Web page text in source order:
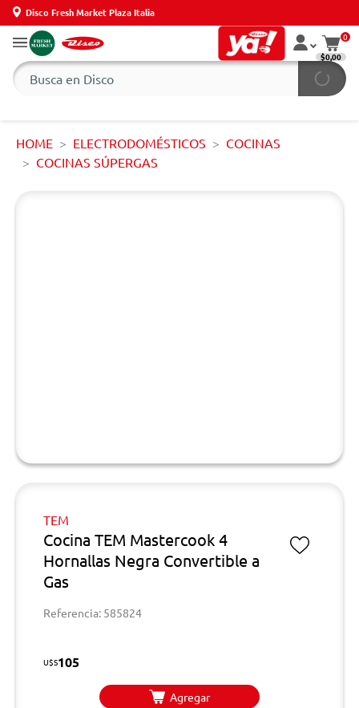
Disco Fresh Market Plaza Italia
0
$0,00
HOME ELECTRODOMÉSTICOS
COCINAS
COCINAS SÚPERGAS
TEM
Cocina TEM Mastercook 4
Hornallas Negra Convertible a
Gas
Referencia: 585824
U$S105
Agregar